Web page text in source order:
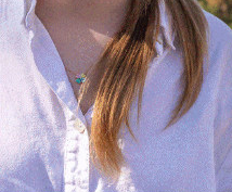
Piscina di Figline
Pnrr, il gruppo di
ringraziamento al
Cronaca 4 Agosto 2026
Un anno fa la strage
Gianni, Giulia e
processo, lo stop ai